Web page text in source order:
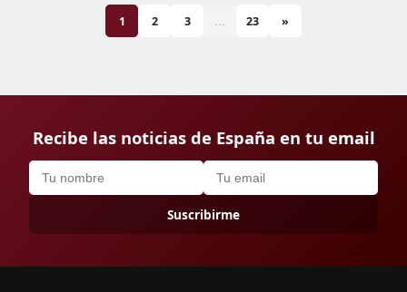
1 2 3 ... 23 »
Recibe las noticias de España en tu email
Suscribirme